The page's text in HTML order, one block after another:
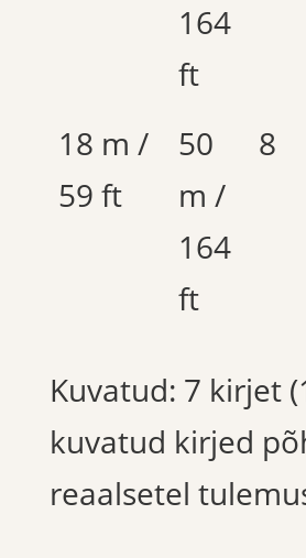
164
ft
18 m /
59 ft
50
m /
164
ft
8
Kuvatud: 7 kirjet
kuvatud kirjed
reaalsetel